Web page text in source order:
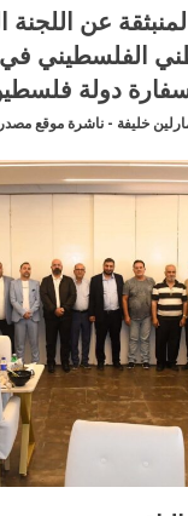
عن اللجنة
الفلسطيني في
دولة
خليفة - ناشرة موقع